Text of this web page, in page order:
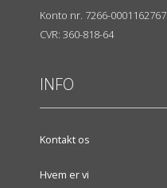
Konto nr. 7266-0001162767
CVR: 360-818-64
INFO
Kontakt os
Hvem er vi